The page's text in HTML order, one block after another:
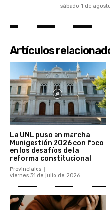
sábado 1 de
Artículos
La UNL puso en marcha
Munigestión 2026 con foco
en los desafíos de la
reforma constitucional
Provinciales
viernes 31 de julio de 2026